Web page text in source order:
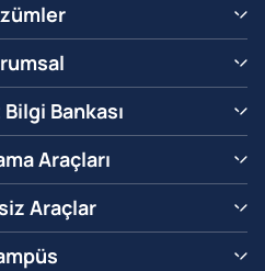
Bankası
Araçları
Araçlar